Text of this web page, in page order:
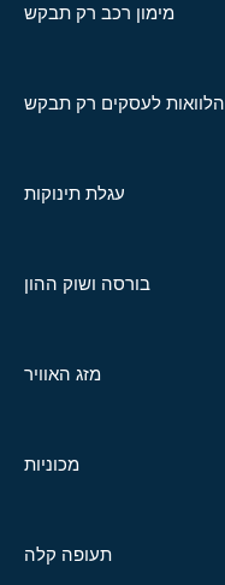
מימון רכב רק תבקש
הלוואות לעסקים רק תבקש
עגלת תינוקות
בורסה ושוק ההון
מזג האוויר
מכוניות
תעופה קלה